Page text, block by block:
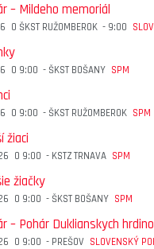
– Mildeho memoriál
O ŠKST RUŽOMBEROK - 9:00
O 9:00 - ŠKST BOŠANY SPM
O 9:00 - ŠKST RUŽOMBEROK SPM
žiaci
O 9:00 - KSTZ TRNAVA SPM
žiačky
O 9:00 - ŠKST BOŠANY SPM
– Pohár Duklianskych
O 9:00 - PREŠOV SLOVENSKÝ